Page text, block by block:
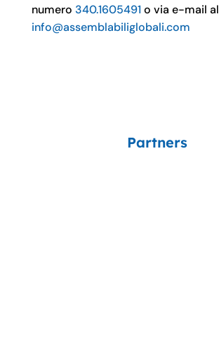
numero 340.1605491 o via e-mail
info@assemblabiliglobali.com
Partners